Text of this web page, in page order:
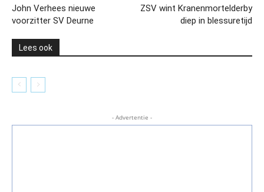
John Verhees nieuwe
voorzitter SV Deurne
ZSV wint Kranenmortelderby
diep in blessuretijd
Lees ook
- Advertentie -